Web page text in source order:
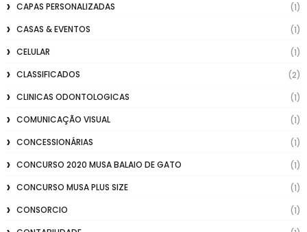
CAPAS PERSONALIZADAS
(1)
CASAS & EVENTOS
(1)
CELULAR
(1)
CLASSIFICADOS
(2)
CLINICAS ODONTOLOGICAS
(1)
COMUNICAÇÃO VISUAL
(1)
CONCESSIONÁRIAS
(1)
CONCURSO 2020 MUSA BALAIO DE GATO
(1)
CONCURSO MUSA PLUS SIZE
(1)
CONSORCIO
(1)